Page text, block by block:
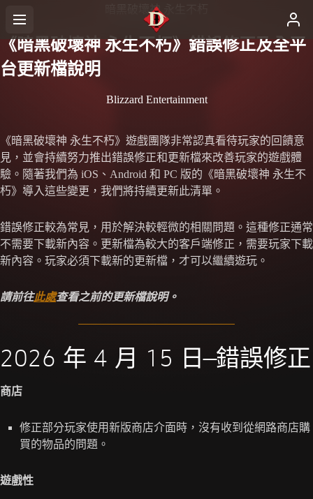
暗黑破壞神 永生不朽
《暗黑破壞神 永生不朽》錯誤修正及全平
台更新檔說明
Blizzard Entertainment
《暗黑破壞神 永生不朽》遊戲團隊非常認真看待玩家的回饋意
見，並會持續努力推出錯誤修正和更新檔來改善玩家的遊戲體
驗。隨著我們為 iOS、Android 和 PC 版的《暗黑破壞神 永生不
朽》導入這些變更，我們將持續更新此清單。
錯誤修正較為常見，用於解決較輕微的相關問題。這種修正通常
不需要下載新內容。更新檔為較大的客戶端修正，需要玩家下載
新內容。玩家必須下載新的更新檔，才可以繼續遊玩。
請前往此處查看之前的更新檔說明。
2026 年 4 月 15 日—錯誤修正
商店
修正部分玩家使用新版商店介面時，沒有收到從網路商店購
買的物品的問題。
遊戲性